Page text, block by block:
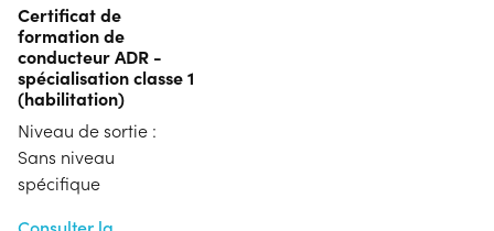
Certificat de
formation de
conducteur ADR -
spécialisation classe 1
(habilitation)
Niveau de sortie :
Sans niveau
spécifique